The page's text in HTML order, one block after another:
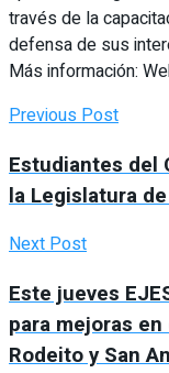
través de la
defensa de sus
Más información:
Previous Post
Estudiantes del
la Legislatura
Next Post
Este jueves
para mejoras
Rodeito y San